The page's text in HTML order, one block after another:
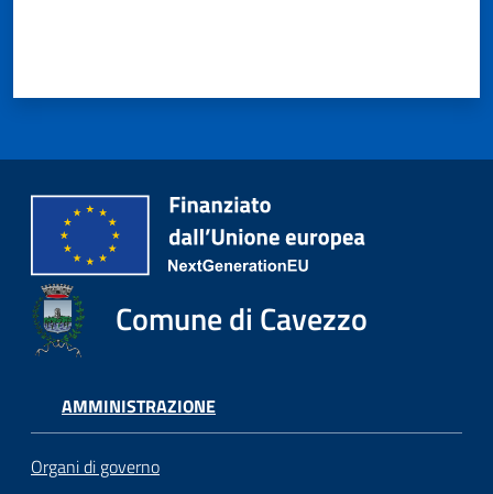
Comune di Cavezzo
AMMINISTRAZIONE
Organi di governo